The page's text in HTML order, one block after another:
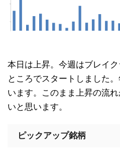
本日は上昇。今週はブレイ
ところでスタートしました
います。このまま上昇の流
いと思います。
ピックアップ銘柄